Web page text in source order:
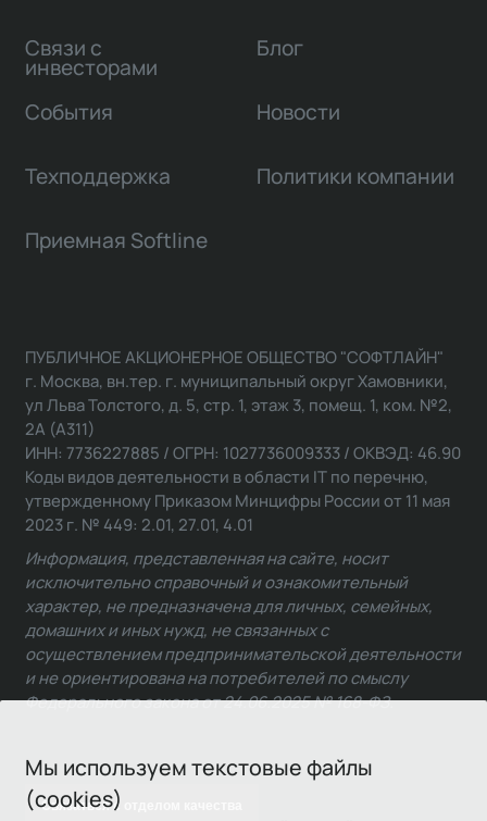
Мы используем текстовые файлы
(cookies)
Связи с
инвесторами
Блог
События Новости
Техподдержка Политики компании
Приемная Softline
Связаться с отделом качества
ПУБЛИЧНОЕ АКЦИОНЕРНОЕ ОБЩЕСТВО "СОФТЛАЙН"
г. Москва, вн.тер. г. муниципальный округ Хамовники,
ул Льва Толстого, д. 5, стр. 1, этаж 3, помещ. 1, ком. №2,
2А (А311)
ИНН: 7736227885 / ОГРН: 1027736009333 / ОКВЭД: 46.90
Коды видов деятельности в области IT по перечню,
утвержденному Приказом Минцифры России от 11 мая
2023 г. № 449: 2.01, 27.01, 4.01
Информация, представленная на сайте, носит
исключительно справочный и ознакомительный
характер, не предназначена для личных, семейных,
домашних и иных нужд, не связанных с
осуществлением предпринимательской деятельности
и не ориентирована на потребителей по смыслу
Федерального закона от 24.06.2025 № 168-ФЗ.